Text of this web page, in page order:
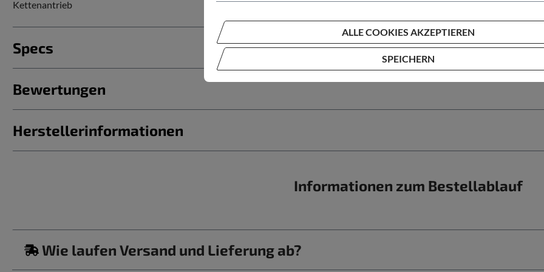
Kettenantrieb
bis 25 km/h
Specs
Bewertungen
Herstellerinformationen
Informationen zum Bestellablauf
Wie laufen Versand und Lieferung ab?
ALLE COOKIES AKZEPTIEREN
SPEICHERN